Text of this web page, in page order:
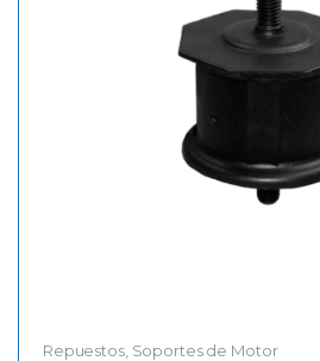
Repuestos, Soportes de Motor